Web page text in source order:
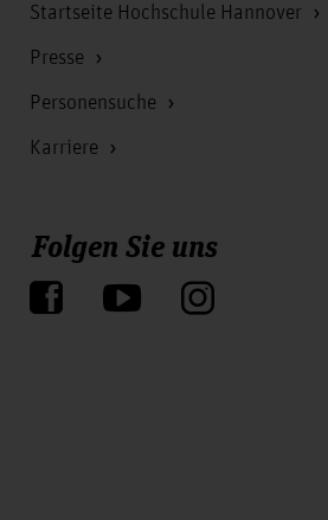
Startseite Hochschule Hannover
Presse
Personensuche
Karriere
Folgen Sie uns